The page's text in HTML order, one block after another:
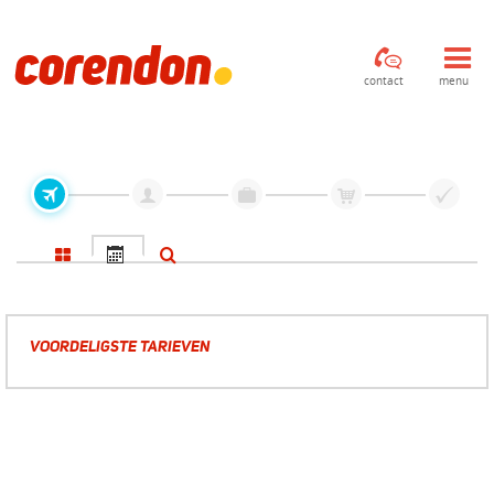
contact menu
VOORDELIGSTE TARIEVEN